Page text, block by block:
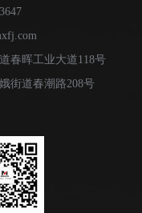
春晖工业大道118号
街道春潮路208号